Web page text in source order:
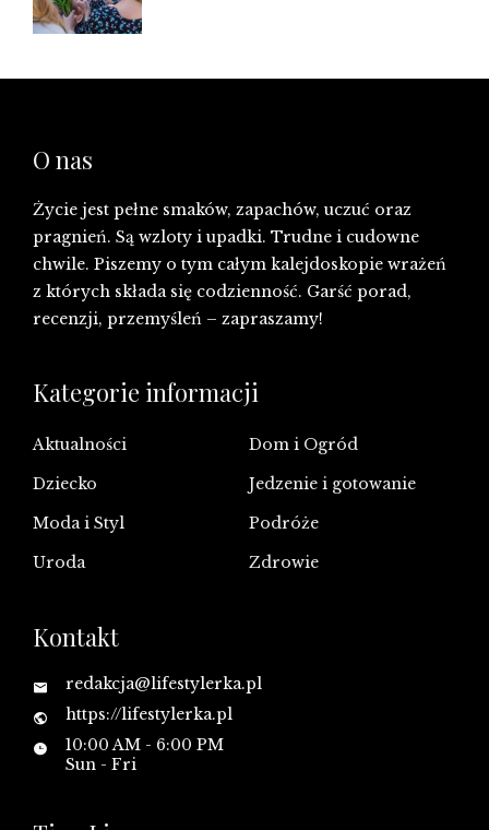
O nas
Życie jest pełne smaków, zapachów, uczuć oraz
pragnień. Są wzloty i upadki. Trudne i cudowne
chwile. Piszemy o tym całym kalejdoskopie wrażeń
z których składa się codzienność. Garść porad,
recenzji, przemyśleń – zapraszamy!
Kategorie informacji
Aktualności
Dom i Ogród
Dziecko
Jedzenie i gotowanie
Moda i Styl
Podróże
Uroda
Zdrowie
Kontakt
redakcja@lifestylerka.pl
https://lifestylerka.pl
10:00 AM - 6:00 PM
Sun - Fri